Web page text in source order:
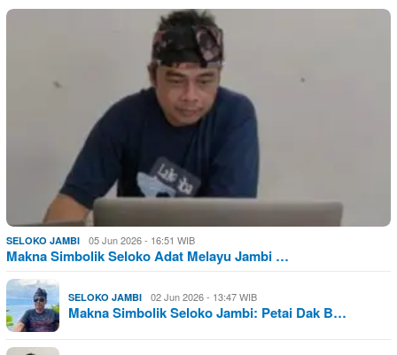
SELOKO JAMBI 05 Jun 2026 - 16:51 WIB
Makna Simbolik Seloko Adat Melayu Jambi …
SELOKO JAMBI 02 Jun 2026 - 13:47 WIB
Makna Simbolik Seloko Jambi: Petai Dak B…